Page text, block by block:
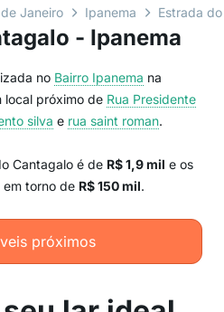
de Janeiro Ipanema Estrada
- Ipanema
no Bairro Ipanema na
local próximo de Rua Presidente
silva e rua saint roman.
Cantagalo é de R$ 1,9 mil e os
em torno de R$ 150 mil.
próximos